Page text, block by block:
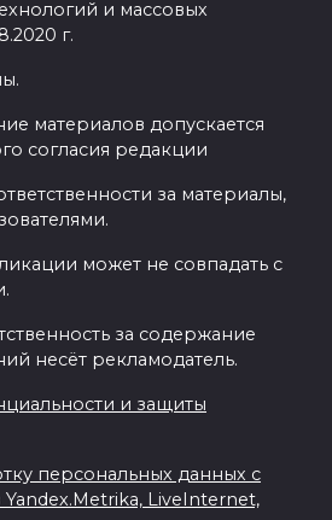
и массовых
г.
материалов допускается
согласия редакции
за материалы,
может не совпадать с
за содержание
несёт рекламодатель.
и защиты
персональных данных с
LiveInternet,